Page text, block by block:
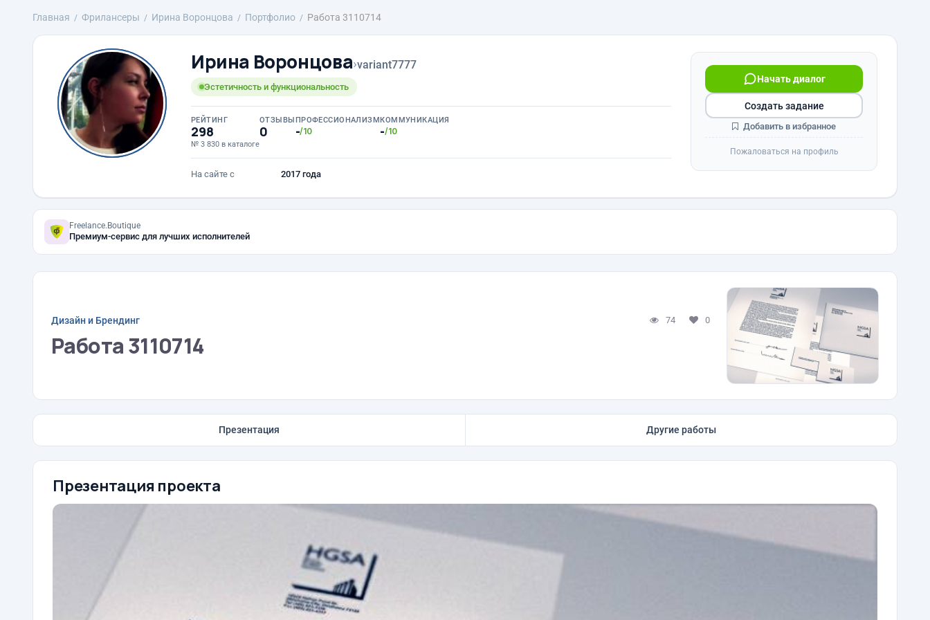
Главная Фрилансеры Ирина Воронцова Портфолио Работа 3110714
Ирина Воронцова›variant7777
Эстетичность и функциональность
РЕЙТИНГ
298
№ 3 830 в каталоге
ОТЗЫВЫ
0
ПРОФЕССИОНАЛИЗМ
-/10
КОММУНИКАЦИЯ
-/10
На сайте с 2017 года
Начать диалог
Создать задание
Добавить в избранное
Пожаловаться на профиль
Freelance.Boutique
Премиум-сервис для лучших исполнителей
Дизайн и Брендинг 74 0
Работа 3110714
Презентация Другие работы
Презентация проекта